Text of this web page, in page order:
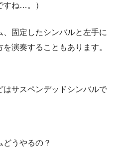
すね…。）
固定したシンバルと左手に
演奏することもあります。
サスペンデッドシンバルで
うやるの？